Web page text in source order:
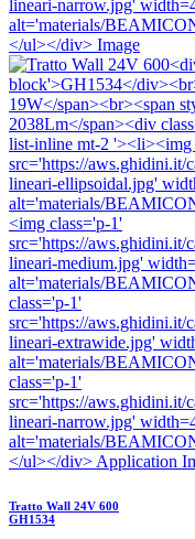
Tratto Wall 24V 600
GH1534